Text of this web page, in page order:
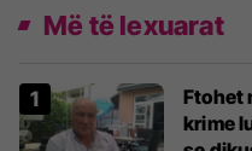
Më të lexuarat
Ftohet
krime